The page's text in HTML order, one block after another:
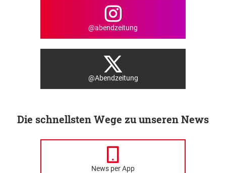
@abendzeitung
@Abendzeitung
Die schnellsten Wege zu unseren News
News per App